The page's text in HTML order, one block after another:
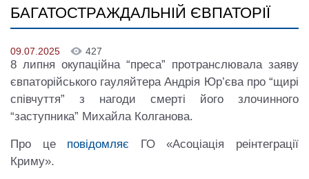
БАГАТОСТРАЖДАЛЬНІЙ ЄВПАТОРІЇ
09.07.2025 427
8 липня окупаційна “преса” протранслювала заяву
євпаторійського гауляйтера Андрія Юр’єва про “щирі
співчуття” з нагоди смерті його злочинного
“заступника” Михайла Колганова.
Про це повідомляє ГО «Асоціація реінтеграції
Криму».